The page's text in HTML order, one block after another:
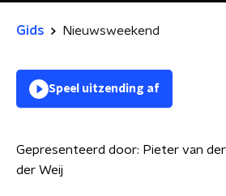
Gids Nieuwsweekend
Speel uitzending af
Gepresenteerd door: Pieter van
der Weij